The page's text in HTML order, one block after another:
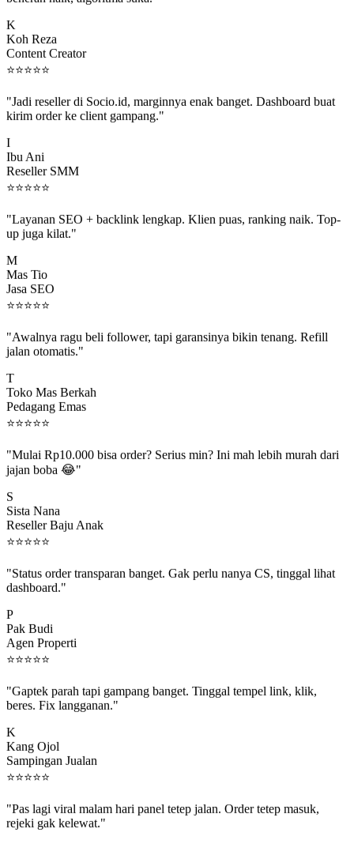
Koh Reza
Content Creator
⭐⭐⭐⭐⭐
kirim order ke client gampang."
Ibu Ani
Reseller SMM
⭐⭐⭐⭐⭐
up juga kilat."
Mas Tio
Jasa SEO
⭐⭐⭐⭐⭐
jalan otomatis."
Toko Mas Berkah
Pedagang Emas
⭐⭐⭐⭐⭐
jajan boba 😂"
Sista Nana
Reseller Baju Anak
⭐⭐⭐⭐⭐
dashboard."
Pak Budi
Agen Properti
⭐⭐⭐⭐⭐
beres. Fix langganan."
Kang Ojol
Sampingan Jualan
⭐⭐⭐⭐⭐
rejeki gak kelewat."